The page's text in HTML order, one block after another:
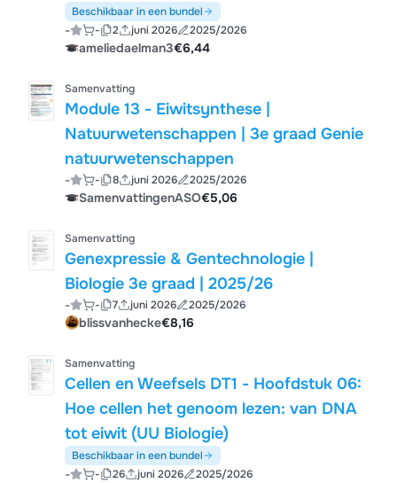
Beschikbaar in een bundel
- - 2 juni 2026 2025/2026
ameliedaelman3€6,44
Samenvatting
Module 13 - Eiwitsynthese |
Natuurwetenschappen | 3e graad Genie
natuurwetenschappen
- - 8 juni 2026 2025/2026
SamenvattingenASO€5,06
Samenvatting
Genexpressie & Gentechnologie |
Biologie 3e graad | 2025/26
- - 7 juni 2026 2025/2026
blissvanhecke€8,16
Samenvatting
Cellen en Weefsels DT1 - Hoofdstuk 06:
Hoe cellen het genoom lezen: van DNA
tot eiwit (UU Biologie)
Beschikbaar in een bundel
- - 26 juni 2026 2025/2026